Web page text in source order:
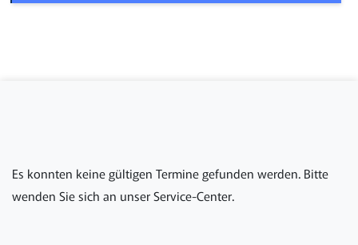
Es konnten keine gültigen Termine gefunden werden. Bitte
wenden Sie sich an unser Service-Center.